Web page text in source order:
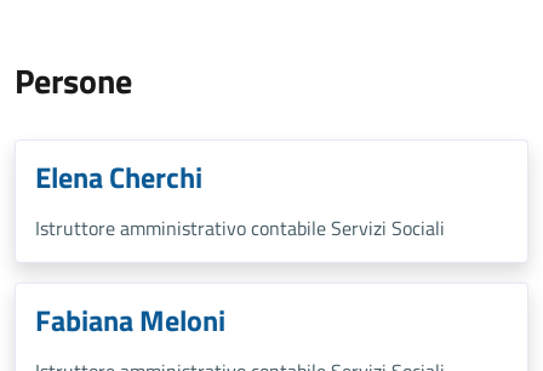
Persone
Elena Cherchi
Istruttore amministrativo contabile Servizi Sociali
Fabiana Meloni